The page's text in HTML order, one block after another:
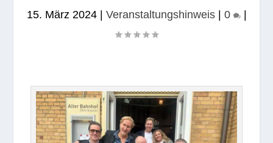
15. März 2024| Veranstaltungshinweis| 0 |